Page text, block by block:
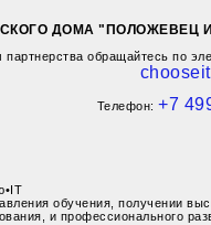
ДОМА "ПОЛОЖЕВЕЦ
партнерства обращайтесь по
Телефон: +7
обучения, получении
и профессионального